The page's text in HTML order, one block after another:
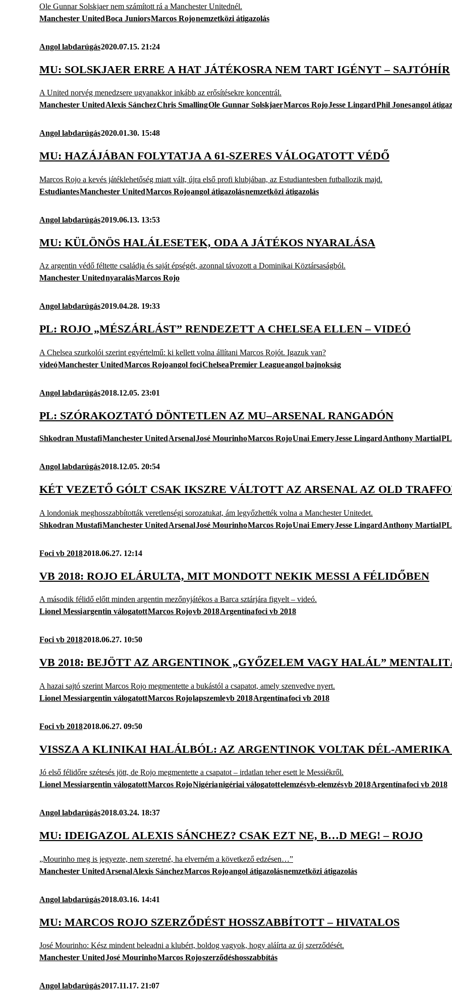
Ole Gunnar Solskjaer nem számított rá a Manchester Unitednél.
Manchester UnitedBoca JuniorsMarcos Rojonemzetközi átigazolás
Angol labdarúgás2020.07.15. 21:24
MU: SOLSKJAER ERRE A HAT JÁTÉKOSRA NEM TART IGÉNYT – SAJTÓHÍR
A United norvég menedzsere ugyanakkor inkább az erősítésekre koncentrál.
Manchester UnitedAlexis SánchezChris SmallingOle Gunnar SolskjaerMarcos RojoJesse LingardPhil Jonesangol
Angol labdarúgás2020.01.30. 15:48
MU: HAZÁJÁBAN FOLYTATJA A 61-SZERES VÁLOGATOTT VÉDŐ
Marcos Rojo a kevés játéklehetőség miatt vált, újra első profi klubjában, az Estudiantesben futballozik majd.
EstudiantesManchester UnitedMarcos Rojoangol átigazolásnemzetközi átigazolás
Angol labdarúgás2019.06.13. 13:53
MU: KÜLÖNÖS HALÁLESETEK, ODA A JÁTÉKOS NYARALÁSA
Az argentin védő féltette családja és saját épségét, azonnal távozott a Dominikai Köztársaságból.
Manchester UnitednyaralásMarcos Rojo
Angol labdarúgás2019.04.28. 19:33
PL: ROJO „MÉSZÁRLÁST” RENDEZETT A CHELSEA ELLEN – VIDEÓ
A Chelsea szurkolói szerint egyértelmű: ki kellett volna állítani Marcos Rojót. Igazuk van?
videóManchester UnitedMarcos Rojoangol fociChelseaPremier Leagueangol bajnokság
Angol labdarúgás2018.12.05. 23:01
PL: SZÓRAKOZTATÓ DÖNTETLEN AZ MU–ARSENAL RANGADÓN
Shkodran MustafiManchester UnitedArsenalJosé MourinhoMarcos RojoUnai EmeryJesse LingardAnthony MartialPL
Angol labdarúgás2018.12.05. 20:54
KÉT VEZETŐ GÓLT CSAK IKSZRE VÁLTOTT AZ ARSENAL AZ OLD
A londoniak meghosszabbították veretlenségi sorozatukat, ám legyőzhették volna a Manchester Unitedet.
Shkodran MustafiManchester UnitedArsenalJosé MourinhoMarcos RojoUnai EmeryJesse LingardAnthony MartialPL
Foci vb 20182018.06.27. 12:14
VB 2018: ROJO ELÁRULTA, MIT MONDOTT NEKIK MESSI A FÉLIDŐBEN
A második félidő előtt minden argentin mezőnyjátékos a Barca sztárjára figyelt – videó.
Lionel Messiargentin válogatottMarcos Rojovb 2018Argentínafoci vb 2018
Foci vb 20182018.06.27. 10:50
VB 2018: BEJÖTT AZ ARGENTINOK „GYŐZELEM VAGY HALÁL”
A hazai sajtó szerint Marcos Rojo megmentette a bukástól a csapatot, amely szenvedve nyert.
Lionel Messiargentin válogatottMarcos Rojolapszemlevb 2018Argentínafoci vb 2018
Foci vb 20182018.06.27. 09:50
VISSZA A KLINIKAI HALÁLBÓL: AZ ARGENTINOK VOLTAK DÉL-
Jó első félidőre szétesés jött, de Rojo megmentette a csapatot – irdatlan teher esett le Messiékről.
Lionel Messiargentin válogatottMarcos RojoNigérianigériai válogatottelemzésvb-elemzésvb 2018Argentínafoci vb 2018
Angol labdarúgás2018.03.24. 18:37
MU: IDEIGAZOL ALEXIS SÁNCHEZ? CSAK EZT NE, B…D MEG! – ROJO
„Mourinho meg is jegyezte, nem szeretné, ha elverném a következő edzésen…”
Manchester UnitedArsenalAlexis SánchezMarcos Rojoangol átigazolásnemzetközi átigazolás
Angol labdarúgás2018.03.16. 14:41
MU: MARCOS ROJO SZERZŐDÉST HOSSZABBÍTOTT – HIVATALOS
José Mourinho: Kész mindent beleadni a klubért, boldog vagyok, hogy aláírta az új szerződését.
Manchester UnitedJosé MourinhoMarcos Rojoszerződéshosszabbítás
Angol labdarúgás2017.11.17. 21:07